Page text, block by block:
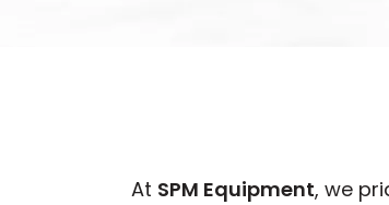
At SPM Equipment, we